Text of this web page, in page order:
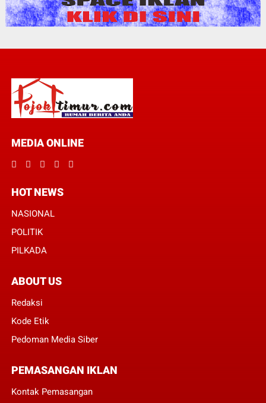
MEDIA ONLINE
HOT NEWS
NASIONAL
POLITIK
PILKADA
ABOUT US
Redaksi
Kode Etik
Pedoman Media Siber
PEMASANGAN IKLAN
Kontak Pemasangan